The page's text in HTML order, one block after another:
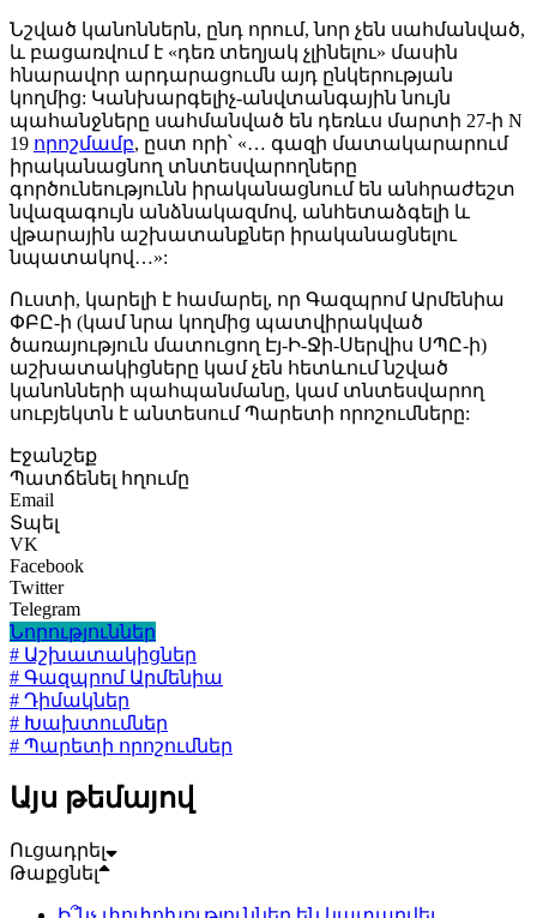
Նշված կանոններն, ընդ որում, նոր չեն սահմանված,
և բացառվում է «դեռ տեղյակ չլինելու» մասին
հնարավոր արդարացումն այդ ընկերության
կողմից: Կանխարգելիչ-անվտանգային նույն
պահանջները սահմանված են դեռևս մարտի 27-ի N
19 որոշմամբ, ըստ որի՝ «… գազի մատակարարում
իրականացնող տնտեսվարողները
գործունեությունն իրականացնում են անհրաժեշտ
նվազագույն անձնակազմով, անհետաձգելի և
վթարային աշխատանքներ իրականացնելու
նպատակով…»:
Ուստի, կարելի է համարել, որ Գազպրոմ Արմենիա
ՓԲԸ-ի (կամ նրա կողմից պատվիրակված
ծառայություն մատուցող Էյ-Ի-Ջի-Սերվիս ՍՊԸ-ի)
աշխատակիցները կամ չեն հետևում նշված
կանոնների պահպանմանը, կամ տնտեսվարող
սուբյեկտն է անտեսում Պարետի որոշումները:
Էջանշեք
Պատճենել հղումը
Email
Տպել
VK
Facebook
Twitter
Telegram
Նորություններ
# Աշխատակիցներ
# Գազպրոմ Արմենիա
# Դիմակներ
# Խախտումներ
# Պարետի որոշումներ
Այս թեմայով
Ուցադրել
Թաքցնել